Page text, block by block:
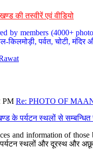
की तस्वीरें एवं वीडियो
by members (4000+
पर्वत, चोटी,
PM Re: PHOTO OF
के पर्यटन स्थलों से सम्बन्धित
and information of
पर्यटन स्थलों और दूरस्थ और